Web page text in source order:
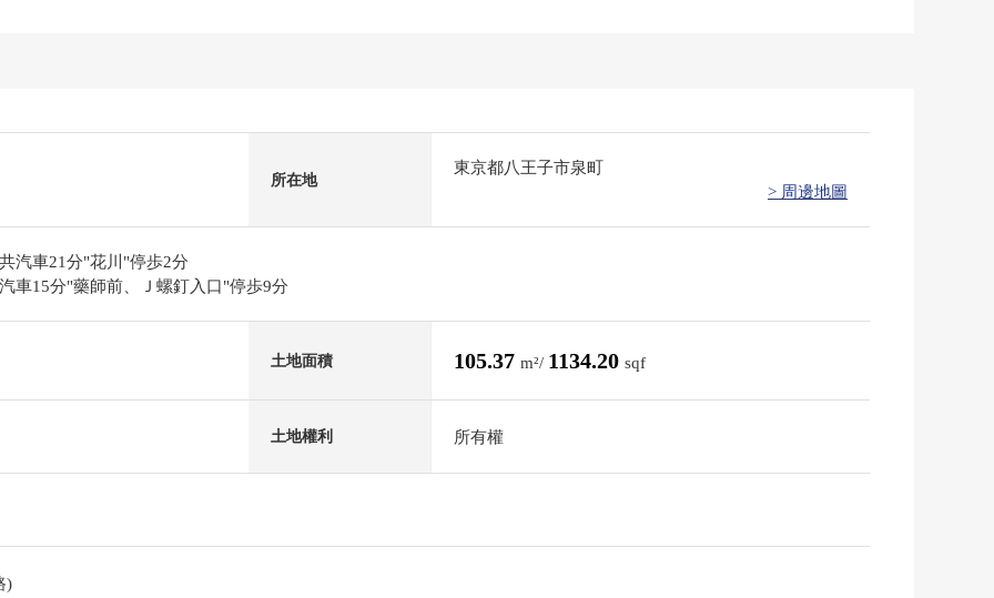
所在地
東京都八王子市泉町
> 周邊地圖
汽車21分"花川"停歩2分
車15分"藥師前、Ｊ螺釘入口"停歩9分
土地面積 105.37 m²/ 1134.20 sqf
土地權利 所有權
)